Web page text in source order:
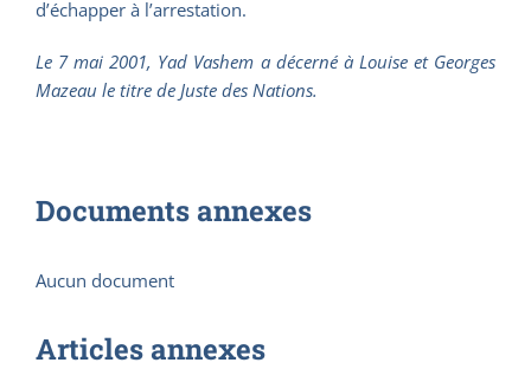
d’échapper à l’arrestation.
Le 7 mai 2001, Yad Vashem a décerné à Louise et Georges
Mazeau le titre de Juste des Nations.
Documents annexes
Aucun document
Articles annexes